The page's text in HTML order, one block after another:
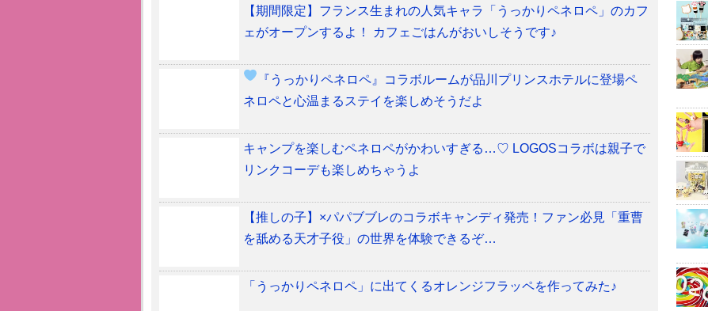
【期間限定】フランス生まれの人気キャラ「うっかりペネロペ」のカフ
ェがオープンするよ！ カフェごはんがおいしそうです♪
『うっかりペネロペ』コラボルームが品川プリンスホテルに登場ペ
ネロペと心温まるステイを楽しめそうだよ
キャンプを楽しむペネロペがかわいすぎる…♡ LOGOSコラボは親子で
リンクコーデも楽しめちゃうよ
【推しの子】×パパブブレのコラボキャンディ発売！ファン必見「重曹
を舐める天才子役」の世界を体験できるぞ…
「うっかりペネロペ」に出てくるオレンジフラッペを作ってみた♪